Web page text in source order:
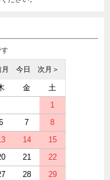
次月＞
今日
金
土
1
7
8
14
15
21
22
28 29